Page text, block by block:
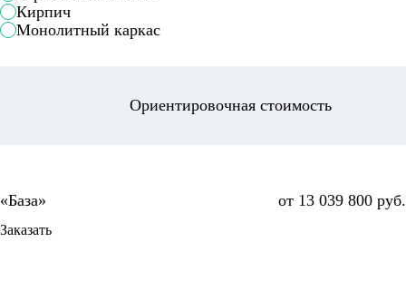
Кирпич
Монолитный каркас
Ориентировочная стоимость
от 13 039 800 руб.
Заказать